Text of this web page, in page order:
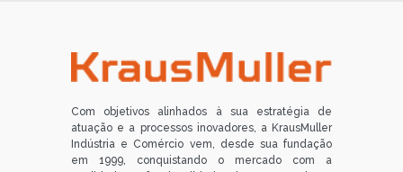
Com objetivos alinhados à sua estratégia de
atuação e a processos inovadores, a KrausMuller
Indústria e Comércio vem, desde sua fundação
em 1999, conquistando o mercado com a